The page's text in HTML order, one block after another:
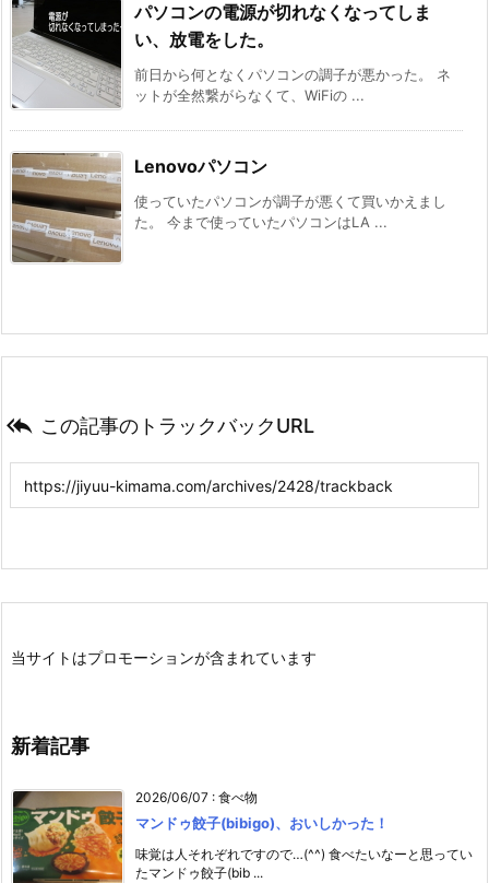
パソコンの電源が切れなくなってしま
い、放電をした。
前日から何となくパソコンの調子が悪かった。 ネ
ットが全然繋がらなくて、WiFiの ...
Lenovoパソコン
使っていたパソコンが調子が悪くて買いかえまし
た。 今まで使っていたパソコンはLA ...
 この記事のトラックバックURL
当サイトはプロモーションが含まれています
新着記事
2026/06/07 : 食べ物
マンドゥ餃子(bibigo)、おいしかった！
味覚は人それぞれですので…(^^) 食べたいなーと思ってい
たマンドゥ餃子(bib ...